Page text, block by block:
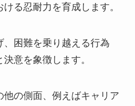
る忍耐力を育成します。
、困難を乗り越える行為
意を象徴します。
他の側面、例えばキャリア